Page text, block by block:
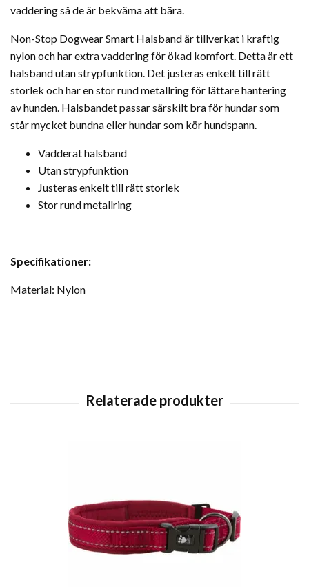
vaddering så de är bekväma att bära.
Non-Stop Dogwear Smart Halsband är tillverkat i kraftig
nylon och har extra vaddering för ökad komfort. Detta är ett
halsband utan strypfunktion. Det justeras enkelt till rätt
storlek och har en stor rund metallring för lättare hantering
av hunden. Halsbandet passar särskilt bra för hundar som
står mycket bundna eller hundar som kör hundspann.
Vadderat halsband
Utan strypfunktion
Justeras enkelt till rätt storlek
Stor rund metallring
Specifikationer:
Material: Nylon